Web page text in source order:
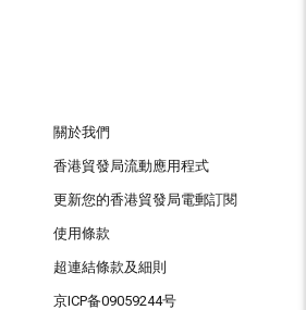
關於我們
香港貿發局流動應用程式
更新您的香港貿發局電郵訂閱
使用條款
超連結條款及細則
京ICP备09059244号